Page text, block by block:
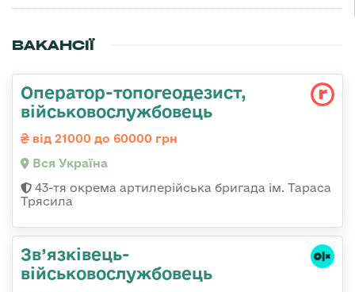
ВАКАНСІЇ
Оператор-топогеодезист,
військовослужбовець
від 21000 до 60000 грн
Вся Україна
43-тя окрема артилерійська бригада ім. Тараса
Трясила
Зв’язківець-
військовослужбовець